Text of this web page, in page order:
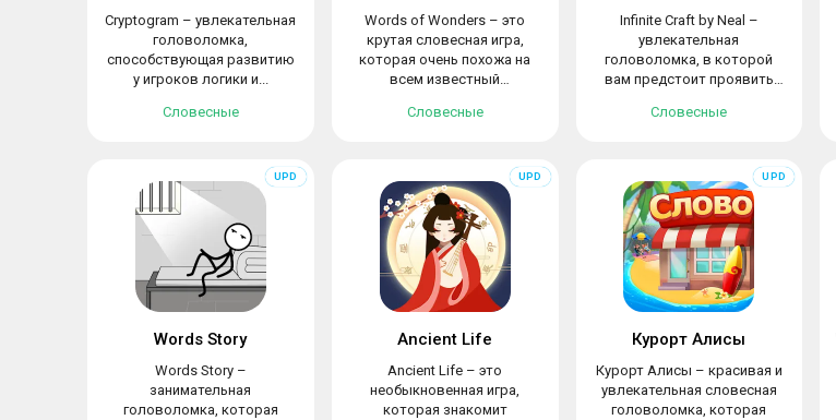
Cryptogram – увлекательная
головоломка,
способствующая развитию
у игроков логики и...
Словесные
Words of Wonders – это
крутая словесная игра,
которая очень похожа на
всем известный
Словесные
Infinite Craft by Neal –
увлекательная
головоломка, в которой
вам предстоит проявить
Словесные
Words Story
Words Story –
занимательная
головоломка, которая
Ancient Life
Ancient Life – это
необыкновенная игра,
которая знакомит
Курорт Алисы
Курорт Алисы – красивая и
увлекательная словесная
головоломка, которая